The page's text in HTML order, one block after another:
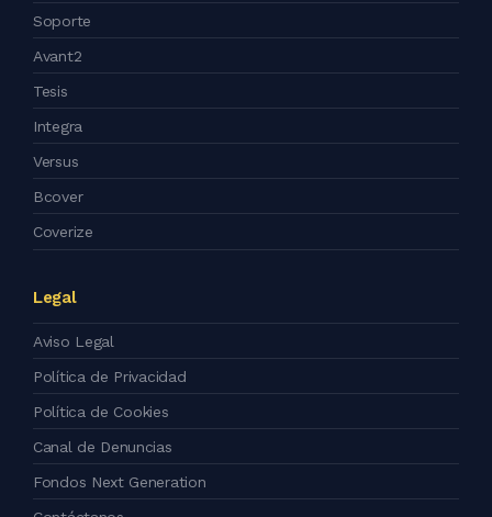
Soporte
Avant2
Tesis
Integra
Versus
Bcover
Coverize
Legal
Aviso Legal
Política de Privacidad
Política de Cookies
Canal de Denuncias
Fondos Next Generation